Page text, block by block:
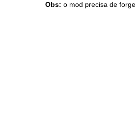
Obs: o mod precisa de